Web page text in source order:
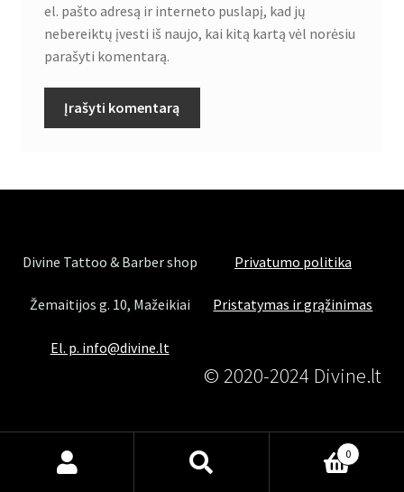
el. pašto adresą ir interneto puslapį, kad jų
nebereiktų įvesti iš naujo, kai kitą kartą vėl norėsiu
parašyti komentarą.
Divine Tattoo & Barber shop
Žemaitijos g. 10, Mažeikiai
El. p. info@divine.lt
Privatumo politika
Pristatymas ir grąžinimas
© 2020-2024 Divine.lt
0